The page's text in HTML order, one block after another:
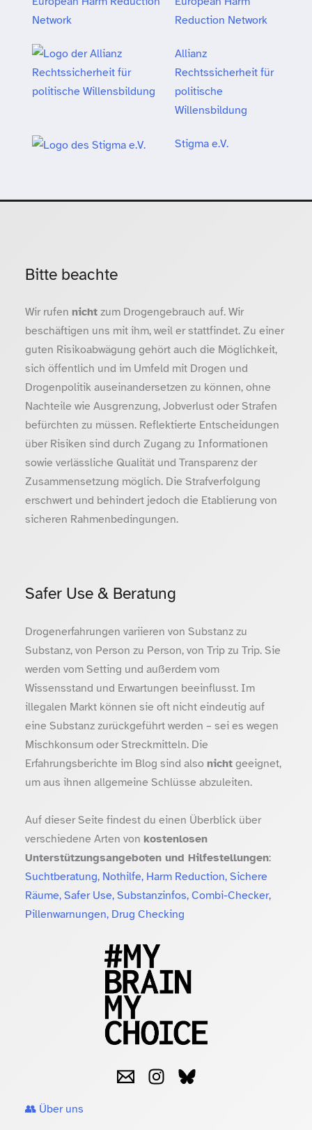
Reduction Network
Allianz
Rechtssicherheit für
politische
Willensbildung
Stigma e.V.
Bitte beachte
Wir rufen nichtzum Drogengebrauch auf. Wir
beschäftigen uns mit ihm, weil er stattfindet. Zu einer
guten Risikoabwägung gehört auch die Möglichkeit,
sich öffentlich und im Umfeld mit Drogen und
Drogenpolitik auseinandersetzen zu können, ohne
Nachteile wie Ausgrenzung, Jobverlust oder Strafen
befürchten zu müssen. Reflektierte Entscheidungen
über Risiken sind durch Zugang zu Informationen
sowie verlässliche Qualität und Transparenz der
Zusammensetzung möglich. Die Strafverfolgung
erschwert und behindert jedoch die Etablierung von
sicheren Rahmenbedingungen.
Safer Use & Beratung
Drogenerfahrungen variieren von Substanz zu
Substanz, von Person zu Person, von Trip zu Trip. Sie
werden vom Setting und außerdem vom
Wissensstand und Erwartungen beeinflusst. Im
illegalen Markt können sie oft nicht eindeutig auf
eine Substanz zurückgeführt werden – sei es wegen
Mischkonsum oder Streckmitteln. Die
Erfahrungsberichte im Blog sind also nichtgeeignet,
um aus ihnen allgemeine Schlüsse abzuleiten.
Auf dieser Seite findest du einen Überblick über
verschiedene Arten von kostenlosen
Unterstützungsangeboten und Hilfestellungen:
Suchtberatung, Nothilfe, Harm Reduction, Sichere
Räume, Safer Use, Substanzinfos, Combi-Checker,
Pillenwarnungen, Drug Checking
👥 Über uns